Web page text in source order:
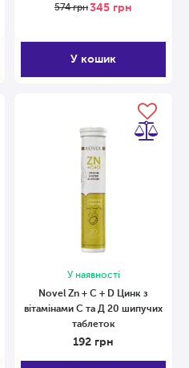
574грн345 грн
У кошик
У наявності
Novel Zn + C + D Цинк з
вітамінами С та Д 20 шипучих
таблеток
192 грн